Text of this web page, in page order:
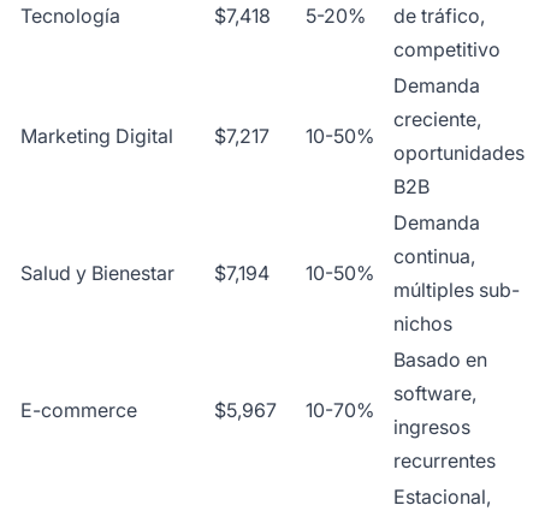
Tecnología $7,418 5-20%
de tráfico,
competitivo
Marketing Digital $7,217 10-50%
Demanda
creciente,
oportunidades
B2B
Salud y Bienestar $7,194 10-50%
Demanda
continua,
múltiples sub-
nichos
E-commerce $5,967 10-70%
Basado en
software,
ingresos
recurrentes
Estacional,